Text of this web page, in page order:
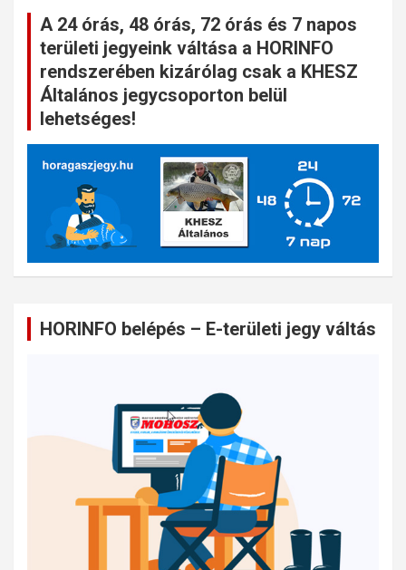
A 24 órás, 48 órás, 72 órás és 7 napos
területi jegyeink váltása a HORINFO
rendszerében kizárólag csak a KHESZ
Általános jegycsoporton belül
lehetséges!
HORINFO belépés – E-területi jegy váltás